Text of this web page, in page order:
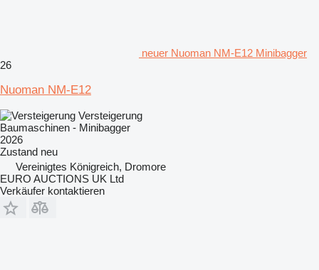
neuer Nuoman NM-E12 Minibagger
26
Nuoman NM-E12
Versteigerung
Baumaschinen - Minibagger
2026
Zustand neu
Vereinigtes Königreich, Dromore
EURO AUCTIONS UK Ltd
Verkäufer kontaktieren